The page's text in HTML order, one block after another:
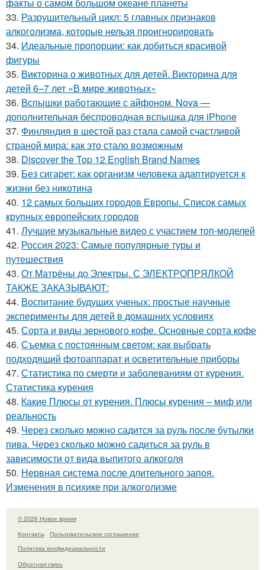
33. Разрушительный цикл: 5 главных признаков
алкоголизма, которые нельзя проигнорировать
34. Идеальные пропорции: как добиться красивой
фигуры
35. Викторина о животных для детей. Викторина для
детей 6–7 лет «В мире животных»
36. Вспышки работающие с айфоном. Nova —
дополнительная беспроводная вспышка для iPhone
37. Финляндия в шестой раз стала самой счастливой
страной мира: как это стало возможным
38. Discover the Top 12 English Brand Names
39. Без сигарет: как организм человека адаптируется к
жизни без никотина
40. 12 самых больших городов Европы. Список самых
крупных европейских городов
41. Лучшие музыкальные видео с участием топ-моделей
42. Россия 2023: Самые популярные туры и
путешествия
43. От Матрёны до Электры. С ЭЛЕКТРОПРЯЛКОЙ
ТАКЖЕ ЗАКАЗЫВАЮТ:
44. Воспитание будущих ученых: простые научные
эксперименты для детей в домашних условиях
45. Сорта и виды зернового кофе. Основные сорта кофе
46. Съемка с постоянным светом: как выбрать
подходящий фотоаппарат и осветительные приборы
47. Статистика по смерти и заболеваниям от курения.
Статистика курения
48. Какие Плюсы от курения. Плюсы курения – миф или
реальность
49. Через сколько можно садится за руль после бутылки
пива. Через сколько можно садиться за руль в
зависимости от вида выпитого алкоголя
50. Нервная система после длительного запоя.
Изменения в психике при алкоголизме
© 2026 Новое время
Контакты
Пользовательское соглашение
Политика конфидециальности
Обратная связь